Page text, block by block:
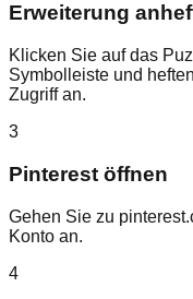
Erweiterung
Klicken Sie auf das
Symbolleiste und
Zugriff an.
3
Pinterest öffnen
Gehen Sie zu
Konto an.
4